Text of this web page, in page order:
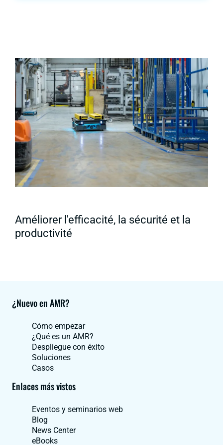
Améliorer l'efficacité, la sécurité et la
productivité
¿Nuevo en AMR?
Cómo empezar
¿Qué es un AMR?
Despliegue con éxito
Soluciones
Casos
Enlaces más vistos
Eventos y seminarios web
Blog
News Center
eBooks